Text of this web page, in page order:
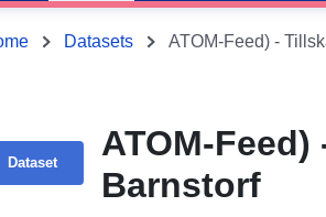
Datasets ATOM-Feed) -
Dataset
ATOM-
Barnstorf